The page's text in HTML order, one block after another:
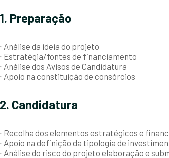
1. Preparação
∙ Análise da ideia do projeto
∙ Estratégia/fontes de financiamento
∙ Análise dos Avisos de Candidatura
∙ Apoio na constituição de consórcios
2. Candidatura
∙ Recolha dos elementos estratégicos e
∙ Apoio na definição da tipologia de
∙ Análise do risco do projeto elaboração e